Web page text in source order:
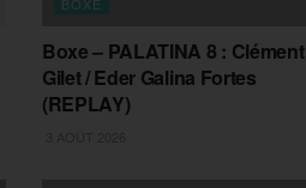
BOXE
Boxe – PALATINA 8 : Clément
Gilet / Eder Galina Fortes
(REPLAY)